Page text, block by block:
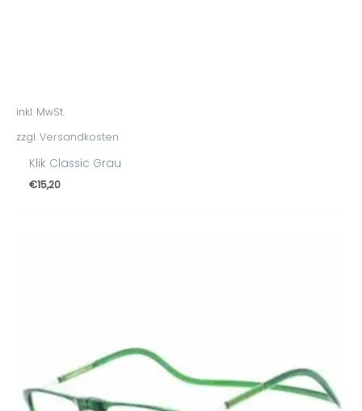
inkl. MwSt.
zzgl.Versandkosten
Klik Classic Grau
€15,20